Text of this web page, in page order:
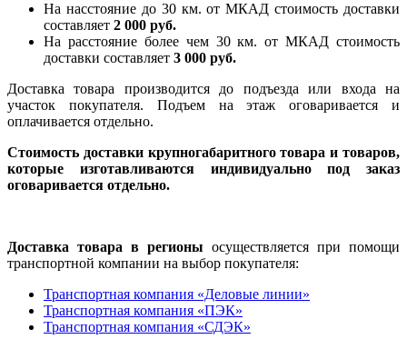
На насcтояние до 30 км. от МКАД стоимость доставки
составляет 2 000 руб.
На расстояние более чем 30 км. от МКАД стоимость
доставки составляет 3 000 руб.
Доставка товара производится до подъезда или входа на
участок покупателя. Подъем на этаж оговаривается и
оплачивается отдельно.
Стоимость доставки крупногабаритного товара и товаров,
которые изготавливаются индивидуально под заказ
оговаривается отдельно.
Доставка товара в регионы осуществляется при помощи
транспортной компании на выбор покупателя:
Транспортная компания «Деловые линии»
Транспортная компания «ПЭК»
Транспортная компания «СДЭК»